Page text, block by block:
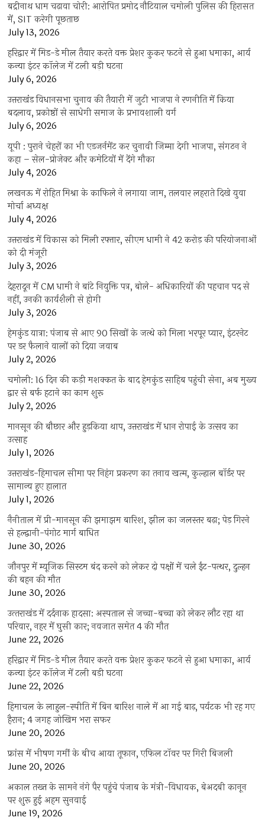
बद्रीनाथ धाम चढ़ावा चोरी: आरोपित प्रमोद नौटियाल चमोली पुलिस की हिरासत
में, SIT करेगी पूछताछ
July 13, 2026
हरिद्वार में मिड-डे मील तैयार करते वक्त प्रेशर कुकर फटने से हुआ धमाका, आर्य
कन्या इंटर कॉलेज में टली बड़ी घटना
July 6, 2026
उत्तराखंंड विधानसभा चुनाव की तैयारी में जुटी भाजपा ने रणनीति में किया
बदलाव, प्रकोष्ठों से साधेगी समाज के प्रभावशाली वर्ग
July 6, 2026
यूपी : पुराने चेहरों का भी एडजर्नमेंट कर चुनावी जिम्मा देगी भाजपा, संगठन ने
कहा – सेल-प्रोजेक्ट और कमेटियों में देंगे मौका
July 4, 2026
लखनऊ में रोहित मिश्रा के काफिले ने लगाया जाम, तलवार लहराते दिखे युवा
मोर्चा अध्यक्ष
July 4, 2026
उत्तराखंड में विकास को मिली रफ्तार, सीएम धामी ने 42 करोड़ की परियोजनाओं
को दी मंजूरी
July 3, 2026
देहरादून में CM धामी ने बांटे नियुक्ति पत्र, बोले- अधिकारियों की पहचान पद से
नहीं, उनकी कार्यशैली से होगी
July 3, 2026
हेमकुंड यात्रा: पंजाब से आए 90 सिखों के जत्थे को मिला भरपूर प्यार, इंटरनेट
पर डर फैलाने वालों को दिया जवाब
July 2, 2026
चमोली: 16 दिन की कड़ी मशक्कत के बाद हेमकुंड साहिब पहुंची सेना, अब मुख्य
द्वार से बर्फ हटाने का काम शुरू
July 2, 2026
मानसून की बौछार और हुड़किया थाप, उत्तराखंड में धान रोपाई के उत्सव का
उत्साह
July 1, 2026
उत्तराखंड-हिमाचल सीमा पर निहंग प्रकरण का तनाव खत्म, कुल्हाल बॉर्डर पर
सामान्य हुए हालात
July 1, 2026
नैनीताल में प्री-मानसून की झमाझम बारिश, झील का जलस्तर बढ़ा; पेड़ गिरने
से हल्द्वानी-पंगोट मार्ग बाधित
June 30, 2026
जौनपुर में म्यूजिक सिस्टम बंद करने को लेकर दो पक्षों में चले ईंट-पत्थर, दुल्हन
की बहन की मौत
June 30, 2026
उत्‍तराखंड में दर्दनाक हादसा: अस्पताल से जच्चा-बच्चा को लेकर लौट रहा था
परिवार, नहर में घुसी कार; नवजात समेत 4 की मौत
June 22, 2026
हरिद्वार में मिड-डे मील तैयार करते वक्त प्रेशर कुकर फटने से हुआ धमाका, आर्य
कन्या इंटर कॉलेज में टली बड़ी घटना
June 22, 2026
हिमाचल के लाहुल-स्पीति में बिन बारिश नाले में आ गई बाढ़, पर्यटक भी रह गए
हैरान; 4 जगह जोखिम भरा सफर
June 20, 2026
फ्रांस में भीषण गर्मी के बीच आया तूफान, एफिल टॉवर पर गिरी बिजली
June 20, 2026
अकाल तख्त के सामने नंगे पैर पहुंचे पंजाब के मंत्री-विधायक, बेअदबी कानून
पर शुरू हुई अहम सुनवाई
June 19, 2026